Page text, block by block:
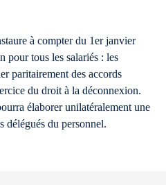
à compter du 1er janvier
pour tous les salariés : les
paritairement des accords
du droit à la déconnexion.
élaborer unilatéralement une
délégués du personnel.